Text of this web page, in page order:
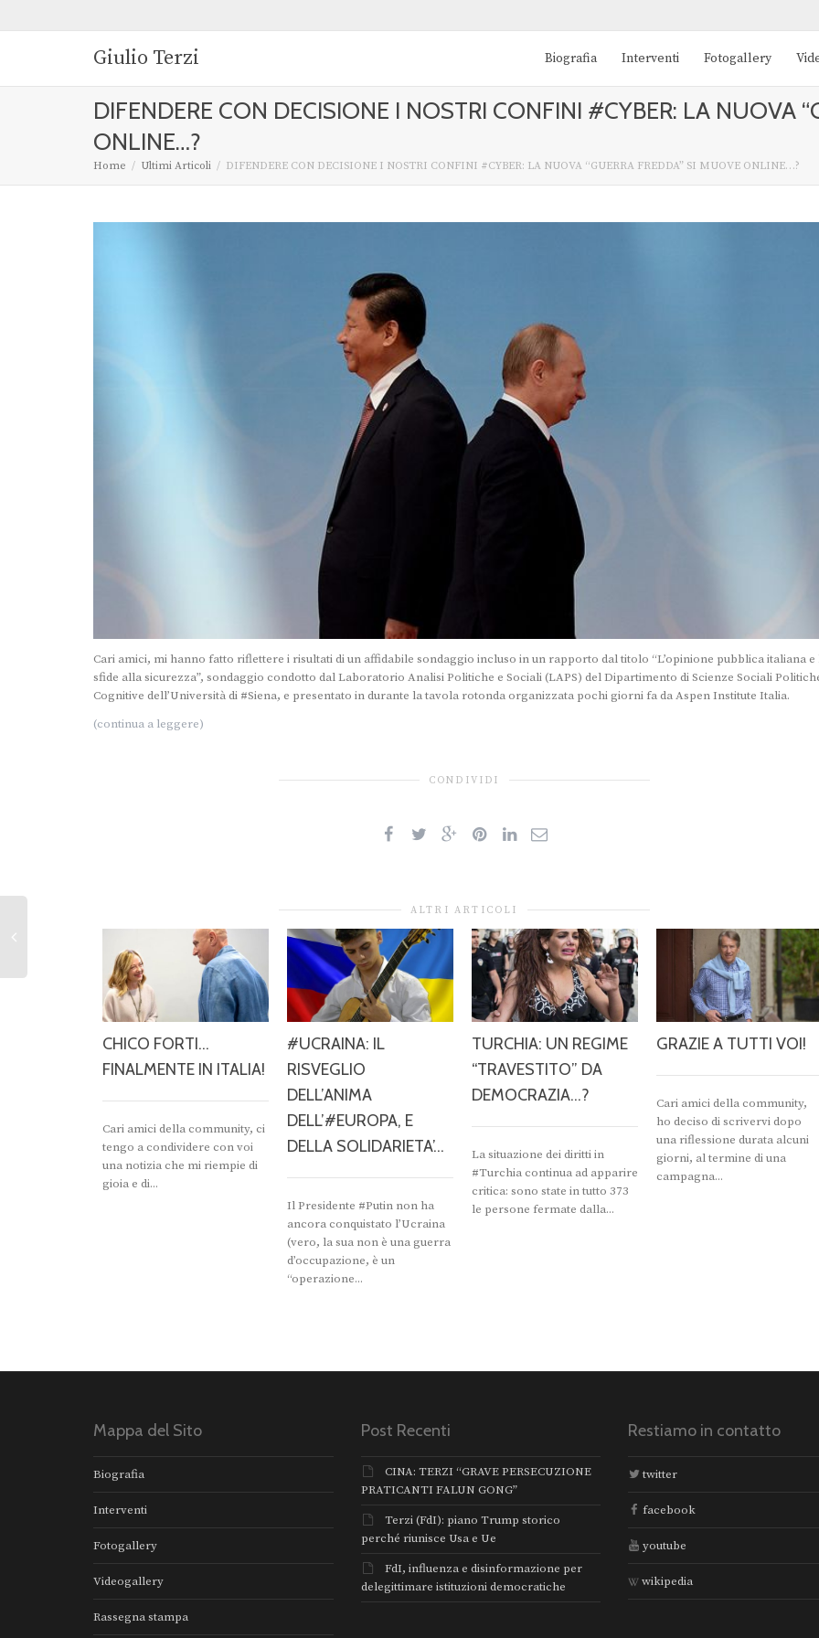
Giulio Terzi Biografia Interventi Fotogallery
DIFENDERE CON DECISIONE I NOSTRI CONFINI #CYBER: LA NUOVA
ONLINE…?
Home Ultimi Articoli DIFENDERE CON DECISIONE I NOSTRI CONFINI #CYBER: LA NUOVA “GUERRA FREDDA” SI MUOVE ONLINE…?
Cari amici, mi hanno fatto riflettere i risultati di un affidabile sondaggio incluso in un rapporto dal titolo “L’opinione pubblica italiana e
sfide alla sicurezza”, sondaggio condotto dal Laboratorio Analisi Politiche e Sociali (LAPS) del Dipartimento di Scienze Sociali
Cognitive dell’Università di #Siena, e presentato in durante la tavola rotonda organizzata pochi giorni fa da Aspen Institute Italia.
(continua a leggere)
CONDIVIDI
ALTRI ARTICOLI
CHICO FORTI…
FINALMENTE IN ITALIA!
Cari amici della community, ci
tengo a condividere con voi
una notizia che mi riempie di
gioia e di...
#UCRAINA: IL
RISVEGLIO
DELL’ANIMA
DELL’#EUROPA, E
DELLA SOLIDARIETA’…
Il Presidente #Putin non ha
ancora conquistato l’Ucraina
(vero, la sua non è una guerra
d’occupazione, è un
“operazione...
TURCHIA: UN REGIME
“TRAVESTITO” DA
DEMOCRAZIA…?
La situazione dei diritti in
#Turchia continua ad apparire
critica: sono state in tutto 373
le persone fermate dalla...
GRAZIE A TUTTI VOI!
Cari amici della community,
ho deciso di scrivervi dopo
una riflessione durata alcuni
giorni, al termine di una
campagna...
Mappa del Sito
Biografia
Interventi
Fotogallery
Videogallery
Rassegna stampa
Post Recenti
CINA: TERZI “GRAVE PERSECUZIONE
PRATICANTI FALUN GONG”
Terzi (FdI): piano Trump storico
perché riunisce Usa e Ue
FdI, influenza e disinformazione per
delegittimare istituzioni democratiche
Restiamo in contatto
twitter
facebook
youtube
wikipedia